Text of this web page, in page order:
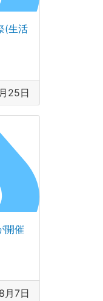
(生活
25日
開催
月7日